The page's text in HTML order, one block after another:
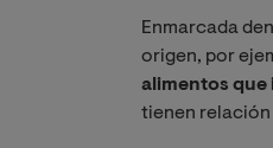
Enmarcada
origen, por
alimentos que
tienen